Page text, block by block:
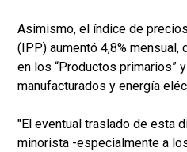
Asimismo, el índice de
(IPP) aumentó 4,8% mensual,
en los “Productos primarios”
manufacturados y energía
"El eventual traslado de esta
minorista -especialmente a